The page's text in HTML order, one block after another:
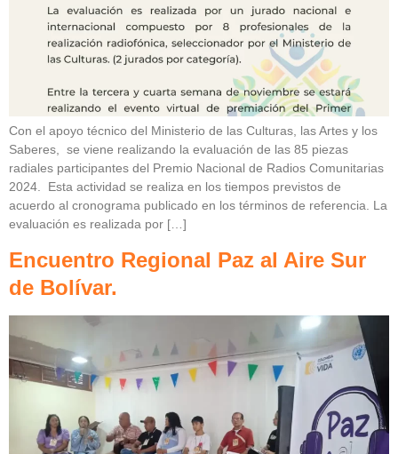
Con el apoyo técnico del Ministerio de las Culturas, las Artes y los
Saberes, se viene realizando la evaluación de las 85 piezas
radiales participantes del Premio Nacional de Radios Comunitarias
2024. Esta actividad se realiza en los tiempos previstos de
acuerdo al cronograma publicado en los términos de referencia. La
evaluación es realizada por […]
Encuentro Regional Paz al Aire Sur
de Bolívar.